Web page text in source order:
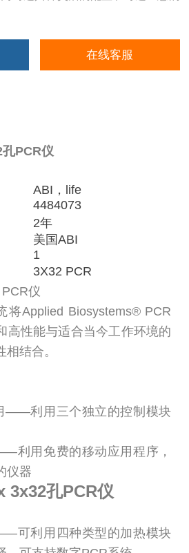
在线客服
PCR仪
ABI，life
4484073
2年
美国ABI
1
3X32 PCR
仪
将Applied Biosystems® PCR
高性能与适合当今工作环境的
结合。
——利用三个独立的控制模块
利用免费的移动应用程序，
仪器
3x32孔PCR仪
可利用四种类型的加热模块